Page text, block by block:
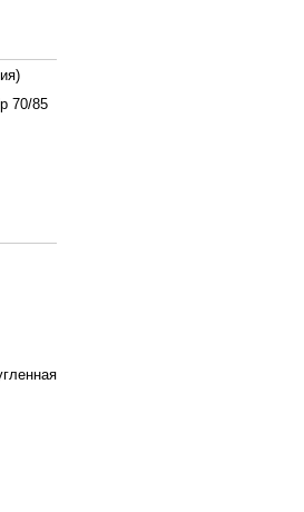
70/85